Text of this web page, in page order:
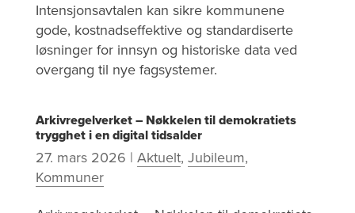
Intensjonsavtalen kan sikre kommunene
gode, kostnadseffektive og standardiserte
løsninger for innsyn og historiske data ved
overgang til nye fagsystemer.
Arkivregelverket – Nøkkelen til demokratiets
trygghet i en digital tidsalder
27. mars 2026 | Aktuelt, Jubileum,
Kommuner